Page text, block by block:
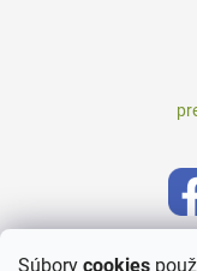
Súbory cookies